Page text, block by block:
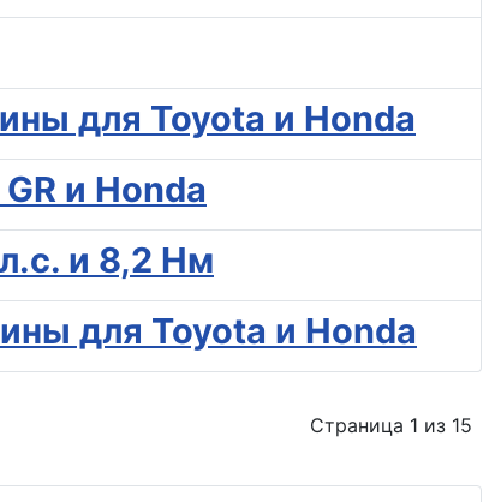
для Toyota и Honda
и Honda
и 8,2 Нм
для Toyota и Honda
Страница 1 из 15